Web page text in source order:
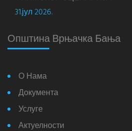
31.јул 2026.
Општина Врњачка Бања
О Нама
Документа
Услуге
Актуелности